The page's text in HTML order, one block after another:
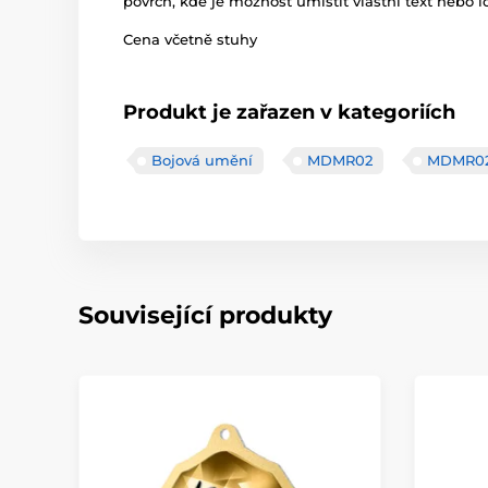
Cena včetně stuhy
Produkt je zařazen v kategoriích
Bojová umění MDMR02
Související produkty